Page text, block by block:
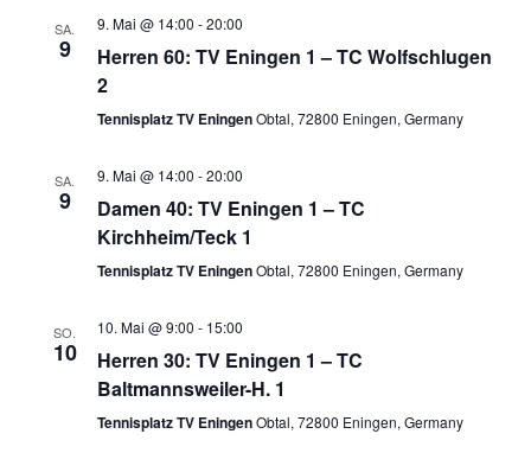
SA.
9
9. Mai @ 14:00 -20:00
Herren 60: TV Eningen 1 – TC Wolfschlugen
2
Tennisplatz TV EningenObtal, 72800 Eningen, Germany
SA.
9
9. Mai @ 14:00 -20:00
Damen 40: TV Eningen 1 – TC
Kirchheim/Teck 1
Tennisplatz TV EningenObtal, 72800 Eningen, Germany
SO.
10
10. Mai @ 9:00 - 15:00
Herren 30: TV Eningen 1 – TC
Baltmannsweiler-H. 1
Tennisplatz TV EningenObtal, 72800 Eningen, Germany